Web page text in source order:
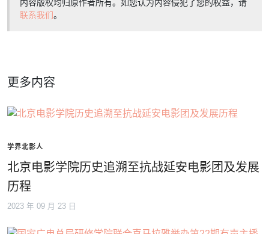
内容版权均归原作者所有。如您认为内容侵犯了您的权益，请
联系我们。
更多内容
学界北影人
北京电影学院历史追溯至抗战延安电影团及发展
历程
2023 年 09 月 23 日